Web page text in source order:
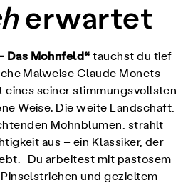
erwartet
Das Mohnfeld“tauchst du tief
Malweise Claude Monets
seiner stimmungsvollsten
Weise. Die weite Landschaft,
Mohnblumen, strahlt
aus – ein Klassiker, der
Du arbeitest mit pastosem
und gezieltem